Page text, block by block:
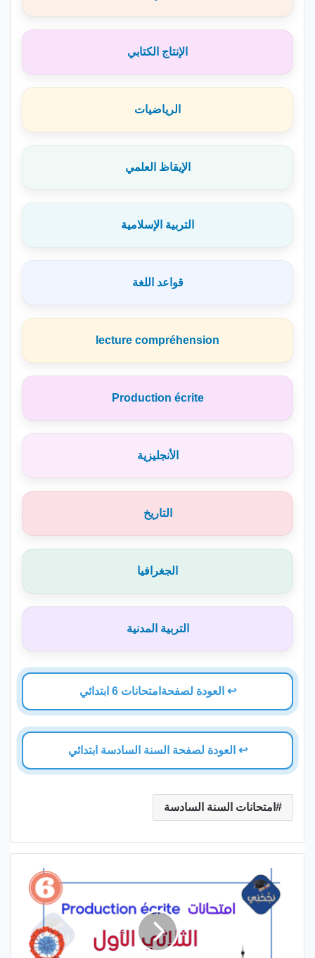
الإنتاج الكتابي
الرياضيات
الإيقاظ العلمي
التربية الإسلامية
قواعد اللغة
lecture compréhension
Production écrite
الأنجليزية
التاريخ
الجغرافيا
التربية المدنية
↩️ العودة لصفحةامتحانات 6 ابتدائي
↩️ العودة لصفحة السنة السادسة ابتدائي
امتحانات السنة السادسة
امتحانات
Production
écrite